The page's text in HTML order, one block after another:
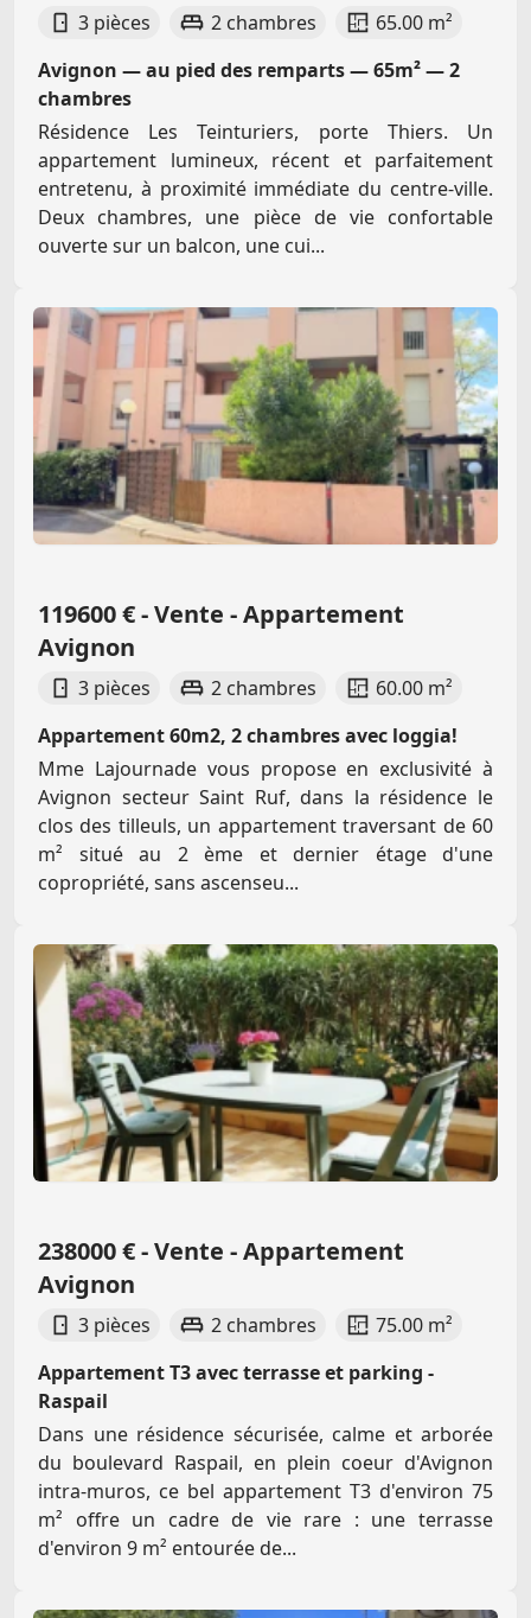
3 pièces 2 chambres
65.00 m²
Avignon — au pied des remparts — 65m² — 2
chambres
Résidence Les Teinturiers, porte Thiers. Un
appartement lumineux, récent et parfaitement
entretenu, à proximité immédiate du centre-ville.
Deux chambres, une pièce de vie confortable
ouverte sur un balcon, une cui...
119600 € - Vente - Appartement
Avignon
3 pièces 2 chambres
60.00 m²
Appartement 60m2, 2 chambres avec loggia!
Mme Lajournade vous propose en exclusivité à
Avignon secteur Saint Ruf, dans la résidence le
clos des tilleuls, un appartement traversant de 60
m² situé au 2 ème et dernier étage d'une
copropriété, sans ascenseu...
238000 € - Vente - Appartement
Avignon
3 pièces 2 chambres
75.00 m²
Appartement T3 avec terrasse et parking -
Raspail
Dans une résidence sécurisée, calme et arborée
du boulevard Raspail, en plein coeur d'Avignon
intra-muros, ce bel appartement T3 d'environ 75
m² offre un cadre de vie rare : une terrasse
d'environ 9 m² entourée de...